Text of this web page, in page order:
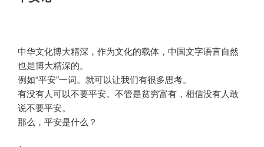
中华文化博大精深，作为文化的载体，中国文字语言自然
也是博大精深的。
例如“平安”一词。就可以让我们有很多思考。
有没有人可以不要平安。不管是贫穷富有，相信没有人敢
说不要平安。
那么，平安是什么？